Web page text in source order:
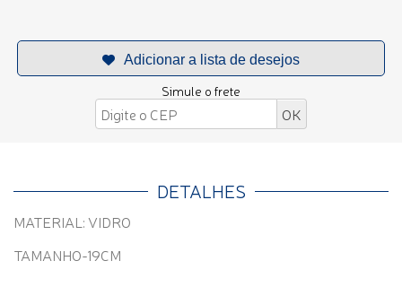
Simule o frete
DETALHES
MATERIAL: VIDRO
TAMANHO-19CM